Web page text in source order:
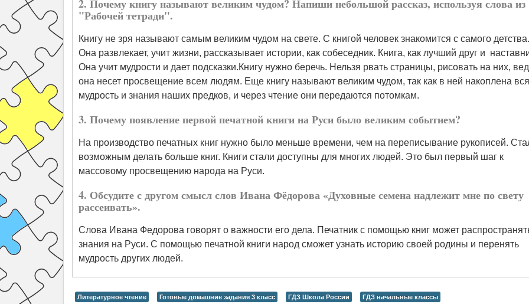
2. Почему книгу называют великим чудом? Напиши небольшой рассказ, используя слова из
"Рабочей тетради".
Книгу не зря называют самым великим чудом на свете. С книгой человек знакомится с самого детства.
Она развлекает, учит жизни, рассказывает истории, как собеседник. Книга, как лучший друг и
Она учит мудрости и дает подсказки.Книгу нужно беречь. Нельзя рвать страницы, рисовать на них,
она несет просвещение всем людям. Еще книгу называют великим чудом, так как в ней накоплена вся
мудрость и знания наших предков, и через чтение они передаются потомкам.
3. Почему появление первой печатной книги на Руси было великим событием?
На производство печатных книг нужно было меньше времени, чем на переписывание рукописей.
возможным делать больше книг. Книги стали доступны для многих людей. Это был первый шаг к
массовому просвещению народа на Руси.
4. Обсудите с другом смысл слов Ивана Фёдорова «Духовные семена надлежит мне по свету
рассеивать».
Слова Ивана Федорова говорят о важности его дела. Печатник с помощью книг может
знания на Руси. С помощью печатной книги народ сможет узнать историю своей родины и перенять
мудрость других людей.
Литературное чтение Готовые домашние задания 3 класс ГДЗ Школа России ГДЗ начальные классы